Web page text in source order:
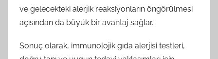
ve gelecekteki alerjik reaksiyonların öngörülmesi
açısından da büyük bir avantaj sağlar.
Sonuç olarak, immunolojik gıda alerjisi testleri,